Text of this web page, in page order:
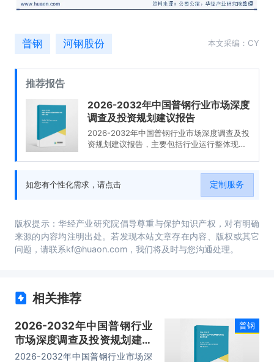
普钢 河钢股份 本文采编：CY
推荐报告
2026-2032年中国普钢行业市场深度
调查及投资规划建议报告
2026-2032年中国普钢行业市场深度调查及投
资规划建议报告，主要包括行业运行整体现况
如您有个性化需求，请点击
定制服务
版权提示：华经产业研究院倡导尊重与保护知识产权，对有明确
来源的内容均注明出处。若发现本站文章存在内容、版权或其它
问题，请联系kf@huaon.com，我们将及时与您沟通处理。
相关推荐
2026-2032年中国普钢行业
市场深度调查及投资规划建议
报告
2026-2032年中国普钢行业市场深
普钢